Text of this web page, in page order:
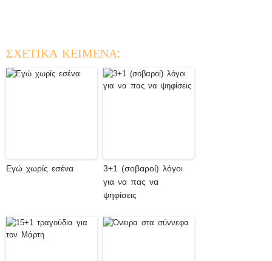
ΣΧΕΤΙΚΑ ΚΕΙΜΕΝΑ:
Εγώ χωρίς εσένα
3+1 (σοβαροί) λόγοι
για να πας να
ψηφίσεις